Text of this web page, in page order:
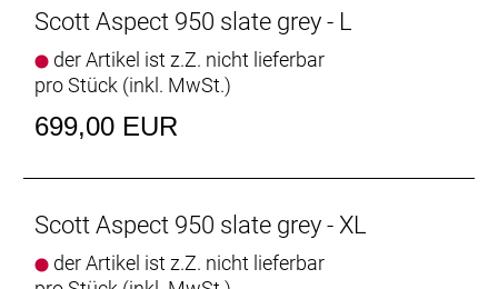
Scott Aspect 950 slate grey - L
der Artikel ist z.Z. nicht lieferbar
pro Stück (inkl. MwSt.)
699,00 EUR
Scott Aspect 950 slate grey - XL
der Artikel ist z.Z. nicht lieferbar